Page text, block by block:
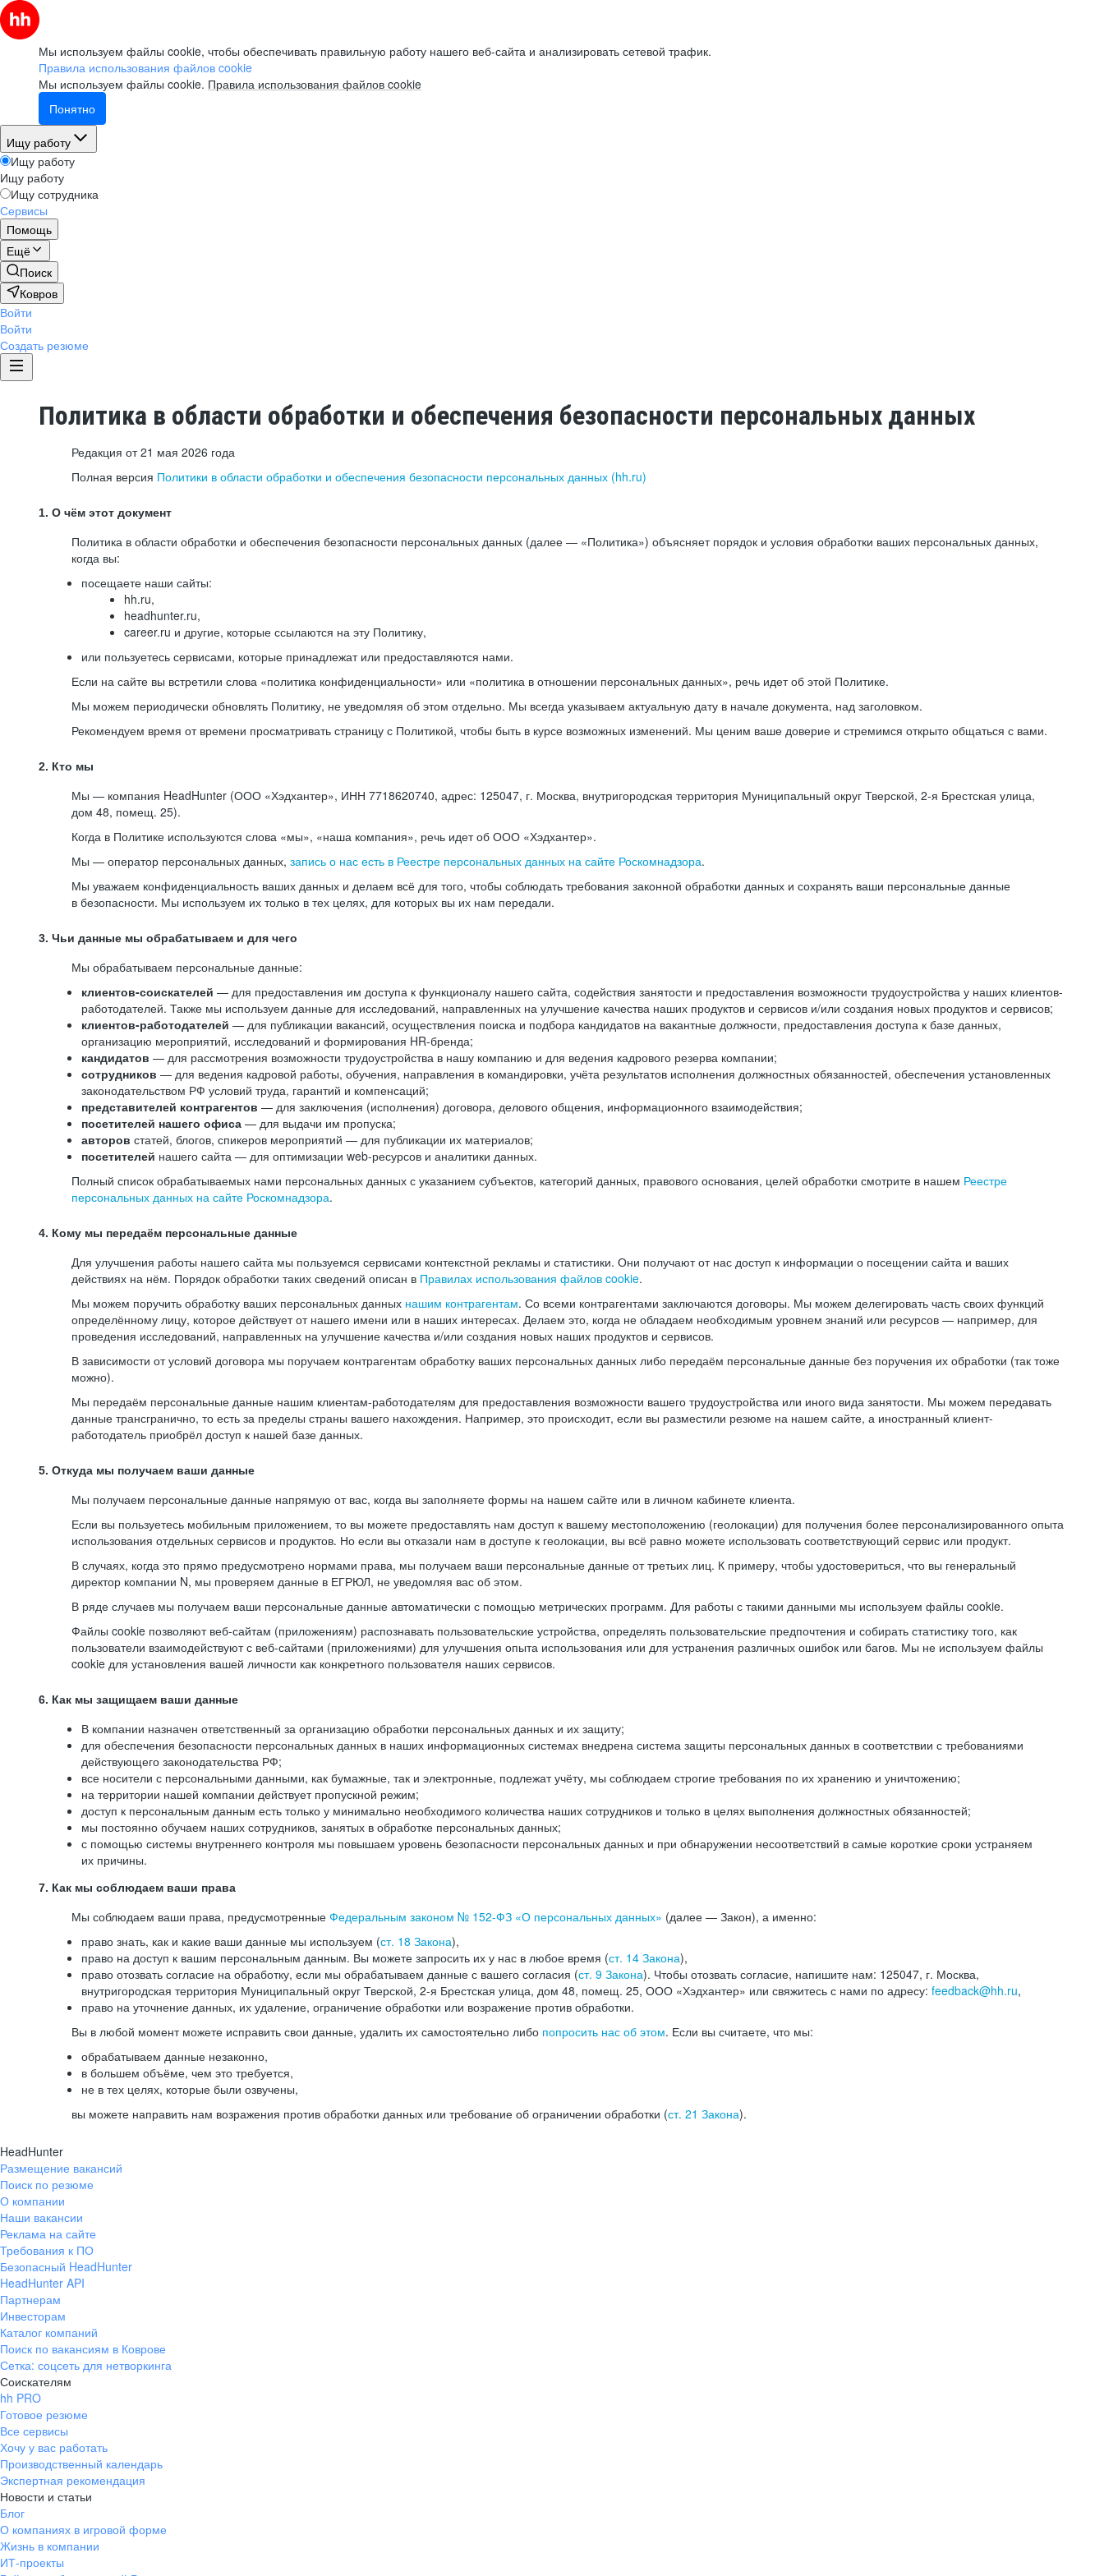
Мы используем файлы cookie, чтобы обеспечивать правильную работу нашего веб-сайта и анализировать сетевой трафик.
Правила использования файлов cookie
Мы используем файлы cookie. Правила использования файлов cookie
Понятно
Ищу работу
Ищу работу
Ищу работу
Ищу сотрудника
Сервисы
Помощь
Ещё
Поиск
Ковров
Войти
Войти
Создать резюме
Политика в области обработки и обеспечения безопасности персональных данных
Редакция от 21 мая 2026 года
Полная версия Политики в области обработки и обеспечения безопасности персональных данных (hh.ru)
1. О чём этот документ
Политика в области обработки и обеспечения безопасности персональных данных (далее — «Политика») объясняет порядок и условия обработки ваших персональных данных,
когда вы:
посещаете наши сайты:
hh.ru,
headhunter.ru,
career.ru и другие, которые ссылаются на эту Политику,
или пользуетесь сервисами, которые принадлежат или предоставляются нами.
Если на сайте вы встретили слова «политика конфиденциальности» или «политика в отношении персональных данных», речь идет об этой Политике.
Мы можем периодически обновлять Политику, не уведомляя об этом отдельно. Мы всегда указываем актуальную дату в начале документа, над заголовком.
Рекомендуем время от времени просматривать страницу с Политикой, чтобы быть в курсе возможных изменений. Мы ценим ваше доверие и стремимся открыто общаться с вами.
2. Кто мы
Мы — компания HeadHunter (ООО «Хэдхантер», ИНН 7718620740, адрес: 125047, г. Москва, внутригородская территория Муниципальный округ Тверской, 2-я Брестская улица,
дом 48, помещ. 25).
Когда в Политике используются слова «мы», «наша компания», речь идет об ООО «Хэдхантер».
Мы — оператор персональных данных, запись о нас есть в Реестре персональных данных на сайте Роскомнадзора.
Мы уважаем конфиденциальность ваших данных и делаем всё для того, чтобы соблюдать требования законной обработки данных и сохранять ваши персональные данные
в безопасности. Мы используем их только в тех целях, для которых вы их нам передали.
3. Чьи данные мы обрабатываем и для чего
Мы обрабатываем персональные данные:
клиентов-соискателей — для предоставления им доступа к функционалу нашего сайта, содействия занятости и предоставления возможности трудоустройства у наших клиентов-
работодателей. Также мы используем данные для исследований, направленных на улучшение качества наших продуктов и сервисов и/или создания новых продуктов и сервисов;
клиентов-работодателей — для публикации вакансий, осуществления поиска и подбора кандидатов на вакантные должности, предоставления доступа к базе данных,
организацию мероприятий, исследований и формирования HR-бренда;
кандидатов — для рассмотрения возможности трудоустройства в нашу компанию и для ведения кадрового резерва компании;
сотрудников — для ведения кадровой работы, обучения, направления в командировки, учёта результатов исполнения должностных обязанностей, обеспечения установленных
законодательством РФ условий труда, гарантий и компенсаций;
представителей контрагентов — для заключения (исполнения) договора, делового общения, информационного взаимодействия;
посетителей нашего офиса — для выдачи им пропуска;
авторов статей, блогов, спикеров мероприятий — для публикации их материалов;
посетителей нашего сайта — для оптимизации web-ресурсов и аналитики данных.
Полный список обрабатываемых нами персональных данных с указанием субъектов, категорий данных, правового основания, целей обработки смотрите в нашем Реестре
персональных данных на сайте Роскомнадзора.
4. Кому мы передаём персональные данные
Для улучшения работы нашего сайта мы пользуемся сервисами контекстной рекламы и статистики. Они получают от нас доступ к информации о посещении сайта и ваших
действиях на нём. Порядок обработки таких сведений описан в Правилах использования файлов cookie.
Мы можем поручить обработку ваших персональных данных нашим контрагентам. Со всеми контрагентами заключаются договоры. Мы можем делегировать часть своих функций
определённому лицу, которое действует от нашего имени или в наших интересах. Делаем это, когда не обладаем необходимым уровнем знаний или ресурсов — например, для
проведения исследований, направленных на улучшение качества и/или создания новых наших продуктов и сервисов.
В зависимости от условий договора мы поручаем контрагентам обработку ваших персональных данных либо передаём персональные данные без поручения их обработки (так тоже
можно).
Мы передаём персональные данные нашим клиентам-работодателям для предоставления возможности вашего трудоустройства или иного вида занятости. Мы можем передавать
данные трансгранично, то есть за пределы страны вашего нахождения. Например, это происходит, если вы разместили резюме на нашем сайте, а иностранный клиент-
работодатель приобрёл доступ к нашей базе данных.
5. Откуда мы получаем ваши данные
Мы получаем персональные данные напрямую от вас, когда вы заполняете формы на нашем сайте или в личном кабинете клиента.
Если вы пользуетесь мобильным приложением, то вы можете предоставлять нам доступ к вашему местоположению (геолокации) для получения более персонализированного опыта
использования отдельных сервисов и продуктов. Но если вы отказали нам в доступе к геолокации, вы всё равно можете использовать соответствующий сервис или продукт.
В случаях, когда это прямо предусмотрено нормами права, мы получаем ваши персональные данные от третьих лиц. К примеру, чтобы удостовериться, что вы генеральный
директор компании N, мы проверяем данные в ЕГРЮЛ, не уведомляя вас об этом.
В ряде случаев мы получаем ваши персональные данные автоматически с помощью метрических программ. Для работы с такими данными мы используем файлы cookie.
Файлы cookie позволяют веб-сайтам (приложениям) распознавать пользовательские устройства, определять пользовательские предпочтения и собирать статистику того, как
пользователи взаимодействуют с веб-сайтами (приложениями) для улучшения опыта использования или для устранения различных ошибок или багов. Мы не используем файлы
cookie для установления вашей личности как конкретного пользователя наших сервисов.
6. Как мы защищаем ваши данные
В компании назначен ответственный за организацию обработки персональных данных и их защиту;
для обеспечения безопасности персональных данных в наших информационных системах внедрена система защиты персональных данных в соответствии с требованиями
действующего законодательства РФ;
все носители с персональными данными, как бумажные, так и электронные, подлежат учёту, мы соблюдаем строгие требования по их хранению и уничтожению;
на территории нашей компании действует пропускной режим;
доступ к персональным данным есть только у минимально необходимого количества наших сотрудников и только в целях выполнения должностных обязанностей;
мы постоянно обучаем наших сотрудников, занятых в обработке персональных данных;
с помощью системы внутреннего контроля мы повышаем уровень безопасности персональных данных и при обнаружении несоответствий в самые короткие сроки устраняем
их причины.
7. Как мы соблюдаем ваши права
Мы соблюдаем ваши права, предусмотренные Федеральным законом № 152-ФЗ «О персональных данных» (далее — Закон), а именно:
право знать, как и какие ваши данные мы используем (ст. 18 Закона),
право на доступ к вашим персональным данным. Вы можете запросить их у нас в любое время (ст. 14 Закона),
право отозвать согласие на обработку, если мы обрабатываем данные с вашего согласия (ст. 9 Закона). Чтобы отозвать согласие, напишите нам: 125047, г. Москва,
внутригородская территория Муниципальный округ Тверской, 2-я Брестская улица, дом 48, помещ. 25, ООО «Хэдхантер» или свяжитесь с нами по адресу: feedback@hh.ru,
право на уточнение данных, их удаление, ограничение обработки или возражение против обработки.
Вы в любой момент можете исправить свои данные, удалить их самостоятельно либо попросить нас об этом. Если вы считаете, что мы:
обрабатываем данные незаконно,
в большем объёме, чем это требуется,
не в тех целях, которые были озвучены,
вы можете направить нам возражения против обработки данных или требование об ограничении обработки (ст. 21 Закона).
HeadHunter
Размещение вакансий
Поиск по резюме
О компании
Наши вакансии
Реклама на сайте
Требования к ПО
Безопасный HeadHunter
HeadHunter API
Партнерам
Инвесторам
Каталог компаний
Поиск по вакансиям в Коврове
Сетка: соцсеть для нетворкинга
Соискателям
hh PRO
Готовое резюме
Все сервисы
Хочу у вас работать
Производственный календарь
Экспертная рекомендация
Новости и статьи
Блог
О компаниях в игровой форме
Жизнь в компании
ИТ-проекты